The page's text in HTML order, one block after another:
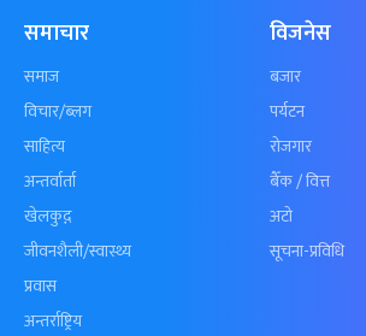
समाचार
समाज
विचार/ब्लग
साहित्य
अन्तर्वार्ता
खेलकुद़़
जीवनशैली/स्वास्थ्य
प्रवास
अन्तर्राष्ट्रिय
विजनेस
बजार
पर्यटन
रोजगार
बैँक / वित्त
अटो
सूचना-प्रविधि